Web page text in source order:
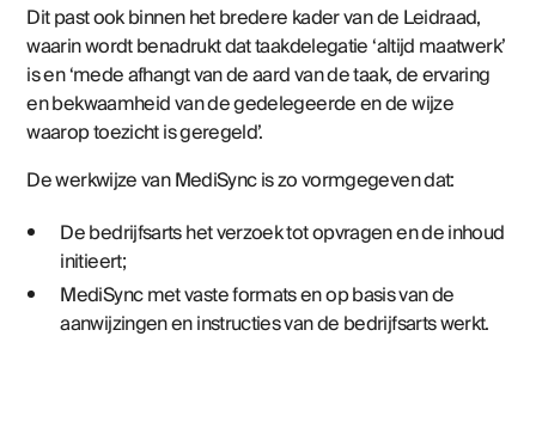
Dit past ook binnen het bredere kader van de Leidraad,
waarin wordt benadrukt dat taakdelegatie ‘altijd maatwerk’
is en ‘mede afhangt van de aard van de taak, de ervaring
en bekwaamheid van de gedelegeerde en de wijze
waarop toezicht is geregeld’.
De werkwijze van MediSync is zo vormgegeven dat:
De bedrijfsarts het verzoek tot opvragen en de inhoud
initieert;
MediSync met vaste formats en op basis van de
aanwijzingen en instructies van de bedrijfsarts werkt.